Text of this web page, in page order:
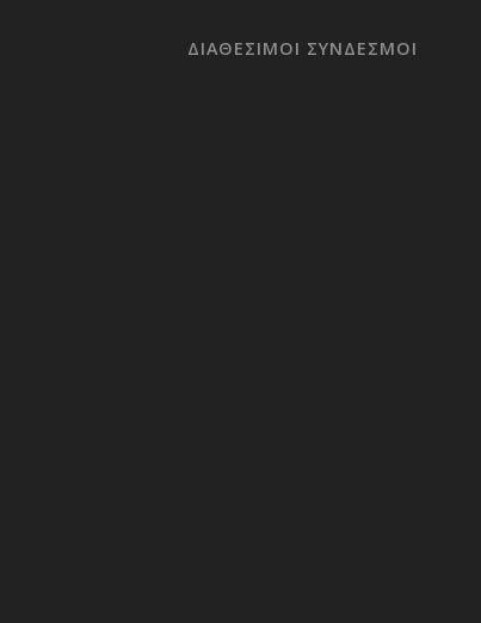
ΔΙΑΘΕΣΙΜΟΙ ΣΥΝΔΕΣΜΟΙ